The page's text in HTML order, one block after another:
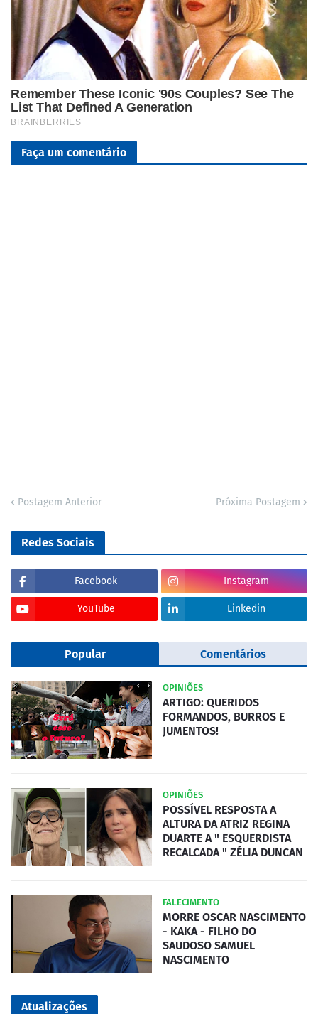
Faça um comentário
Postagem Anterior Próxima Postagem
Redes Sociais
Facebook Instagram
YouTube Linkedin
Popular Comentários
OPINIÕES
ARTIGO: QUERIDOS
FORMANDOS, BURROS E
JUMENTOS!
OPINIÕES
POSSÍVEL RESPOSTA A
ALTURA DA ATRIZ REGINA
DUARTE A " ESQUERDISTA
RECALCADA " ZÉLIA DUNCAN
FALECIMENTO
MORRE OSCAR NASCIMENTO
- KAKA - FILHO DO
SAUDOSO SAMUEL
NASCIMENTO
Atualizações